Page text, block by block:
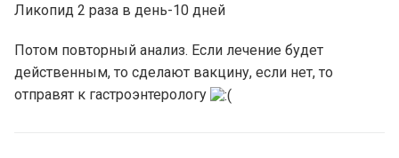
Ликопид 2 раза в день-10 дней
Потом повторный анализ. Если лечение будет
действенным, то сделают вакцину, если нет, то
отправят к гастроэнтерологу